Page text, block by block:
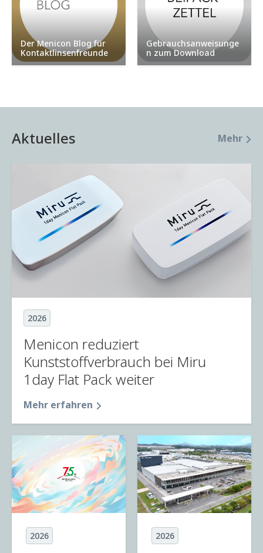
Der Menicon Blog für
Kontaktlinsenfreunde
Gebrauchsanweisunge
n zum Download
Aktuelles Mehr
2026
Menicon reduziert
Kunststoffverbrauch bei Miru
1day Flat Pack weiter
Mehr erfahren
2026 2026